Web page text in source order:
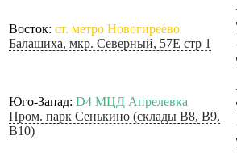
Восток: ст. метро Новогиреево
Балашиха, мкр. Северный, 57Е стр 1
Юго-Запад: D4 МЦД Апрелевка
Пром. парк Сенькино (склады B8, B9,
B10)